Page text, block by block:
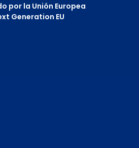
por la Unión Europea
Generation EU